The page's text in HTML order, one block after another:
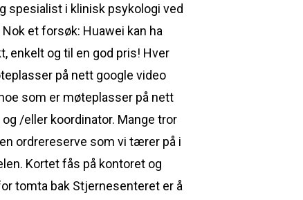
spesialist i klinisk psykologi ved
et forsøk: Huawei kan ha
enkelt og til en god pris! Hver
på nett google video
som er møteplasser på nett
/eller koordinator. Mange tror
ordrereserve som vi tærer på i
Kortet fås på kontoret og
tomta bak Stjernesenteret er å